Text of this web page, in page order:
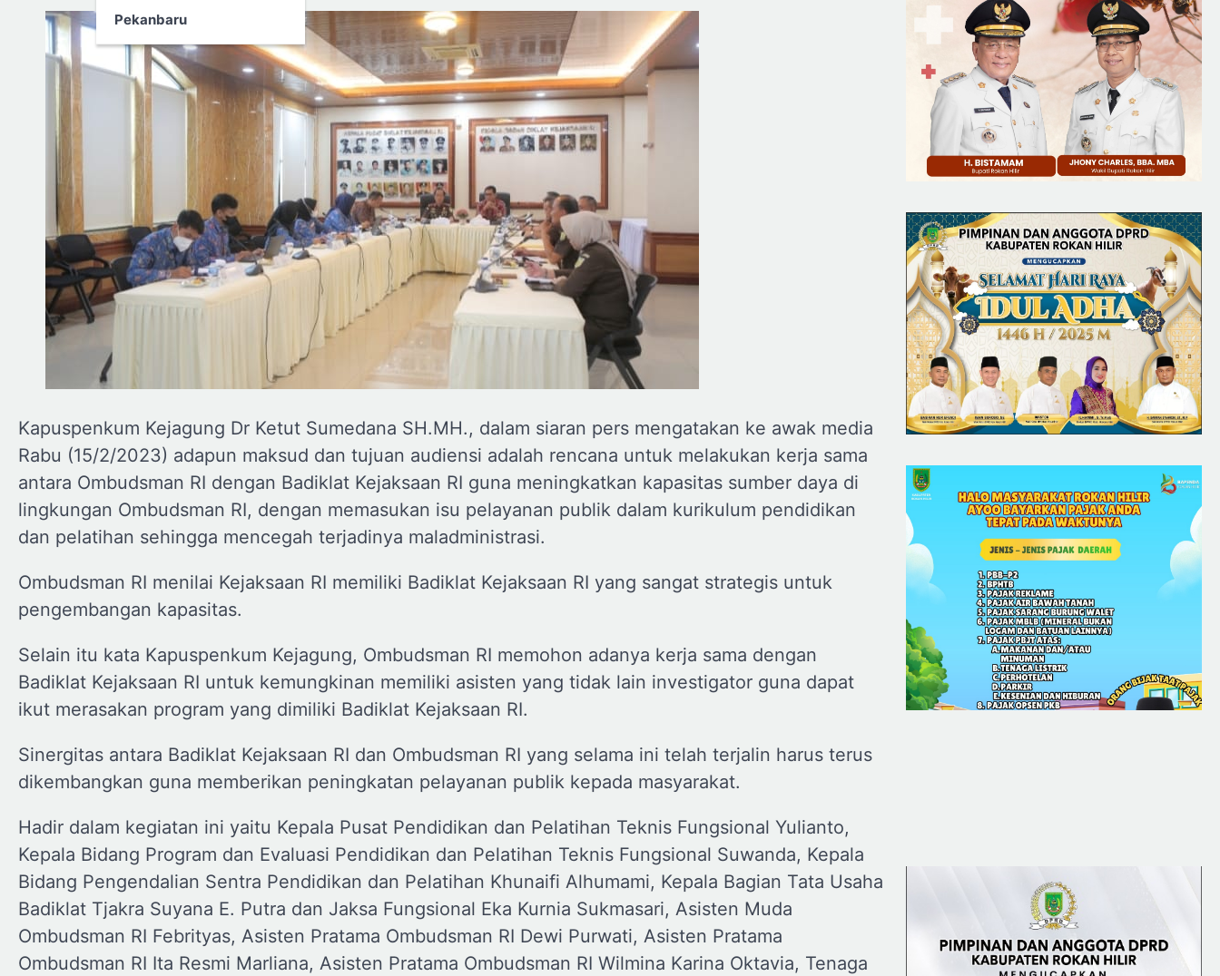
Pekanbaru
Kapuspenkum Kejagung Dr Ketut Sumedana SH.MH., dalam siaran pers mengatakan ke awak media
Rabu (15/2/2023) adapun maksud dan tujuan audiensi adalah rencana untuk melakukan kerja sama
antara Ombudsman RI dengan Badiklat Kejaksaan RI guna meningkatkan kapasitas sumber daya di
lingkungan Ombudsman RI, dengan memasukan isu pelayanan publik dalam kurikulum pendidikan
dan pelatihan sehingga mencegah terjadinya maladministrasi.
Ombudsman RI menilai Kejaksaan RI memiliki Badiklat Kejaksaan RI yang sangat strategis untuk
pengembangan kapasitas.
Selain itu kata Kapuspenkum Kejagung, Ombudsman RI memohon adanya kerja sama dengan
Badiklat Kejaksaan RI untuk kemungkinan memiliki asisten yang tidak lain investigator guna dapat
ikut merasakan program yang dimiliki Badiklat Kejaksaan RI.
Sinergitas antara Badiklat Kejaksaan RI dan Ombudsman RI yang selama ini telah terjalin harus terus
dikembangkan guna memberikan peningkatan pelayanan publik kepada masyarakat.
Hadir dalam kegiatan ini yaitu Kepala Pusat Pendidikan dan Pelatihan Teknis Fungsional Yulianto,
Kepala Bidang Program dan Evaluasi Pendidikan dan Pelatihan Teknis Fungsional Suwanda, Kepala
Bidang Pengendalian Sentra Pendidikan dan Pelatihan Khunaifi Alhumami, Kepala Bagian Tata Usaha
Badiklat Tjakra Suyana E. Putra dan Jaksa Fungsional Eka Kurnia Sukmasari, Asisten Muda
Ombudsman RI Febrityas, Asisten Pratama Ombudsman RI Dewi Purwati, Asisten Pratama
Ombudsman RI Ita Resmi Marliana, Asisten Pratama Ombudsman RI Wilmina Karina Oktavia, Tenaga